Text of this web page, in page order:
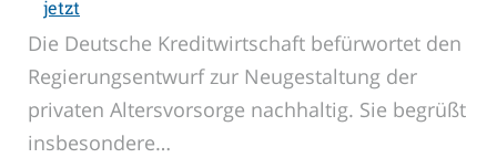
jetzt
Die Deutsche Kreditwirtschaft befürwortet den
Regierungsentwurf zur Neugestaltung der
privaten Altersvorsorge nachhaltig. Sie begrüßt
insbesondere…